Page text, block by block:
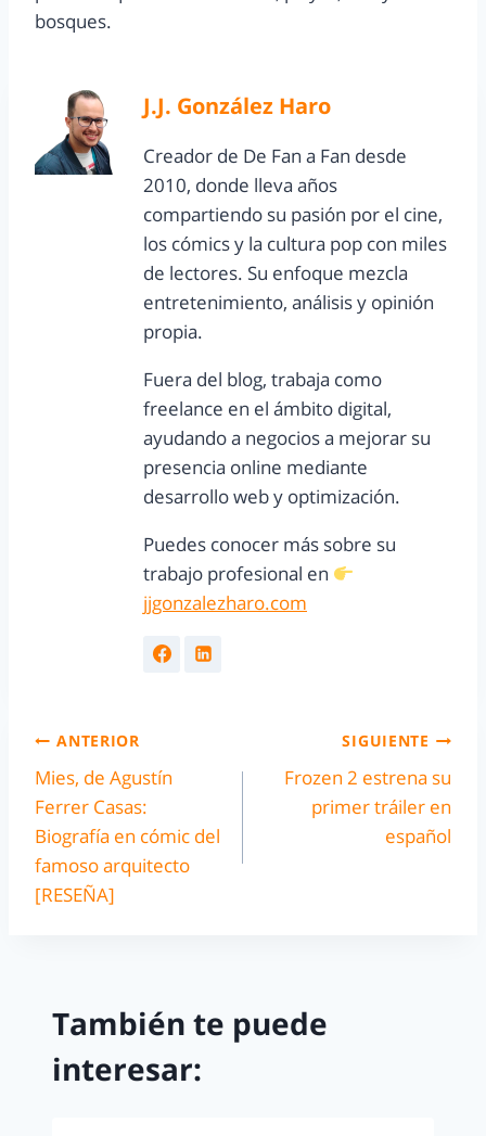
bosques.
J.J. González Haro
Creador de De Fan a Fan desde
2010, donde lleva años
compartiendo su pasión por el cine,
los cómics y la cultura pop con miles
de lectores. Su enfoque mezcla
entretenimiento, análisis y opinión
propia.
Fuera del blog, trabaja como
freelance en el ámbito digital,
ayudando a negocios a mejorar su
presencia online mediante
desarrollo web y optimización.
Puedes conocer más sobre su
trabajo profesional en
jjgonzalezharo.com
ANTERIOR
Mies, de Agustín
Ferrer Casas:
Biografía en cómic del
famoso arquitecto
[RESEÑA]
SIGUIENTE
Frozen 2 estrena su
primer tráiler en
español
También te puede
interesar: